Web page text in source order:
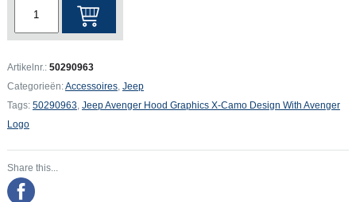
Hood
Graphics
X-
Camo
Logo
aantal
Artikelnr.: 50290963
Categorieën:Accessoires, Jeep
Tags: 50290963, Jeep Avenger Hood Graphics X-Camo Design With Avenger
Logo
Share this...